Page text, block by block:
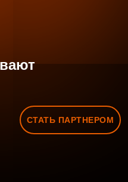
СТАТЬ ПАРТНЕРОМ